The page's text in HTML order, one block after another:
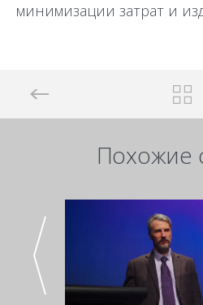
минимизации затрат и
Похожие